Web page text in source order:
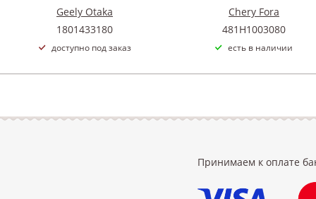
Geely Otaka
1801433180
доступно под заказ
Chery Fora
481H1003080
есть в наличии
Принимаем к оплате